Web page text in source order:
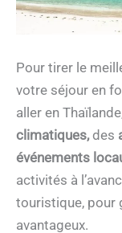
Pour tirer le
votre séjour en
aller en
climatiques,des
événements
activités à
touristique, pour
avantageux.